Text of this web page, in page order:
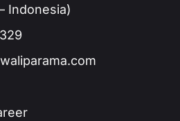
Indonesia)